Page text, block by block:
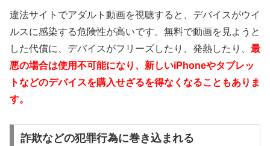
違法サイトでアダルト動画を視聴すると、デバイスがウイ
ルスに感染する危険性が高いです。無料で動画を見ようと
した代償に、デバイスがフリーズしたり、発熱したり、 最
悪の場合は使用不可能になり、新しいiPhoneやタブレッ
トなどのデバイスを購入せざるを得なくなることもありま
す。
詐欺などの犯罪行為に巻き込まれる